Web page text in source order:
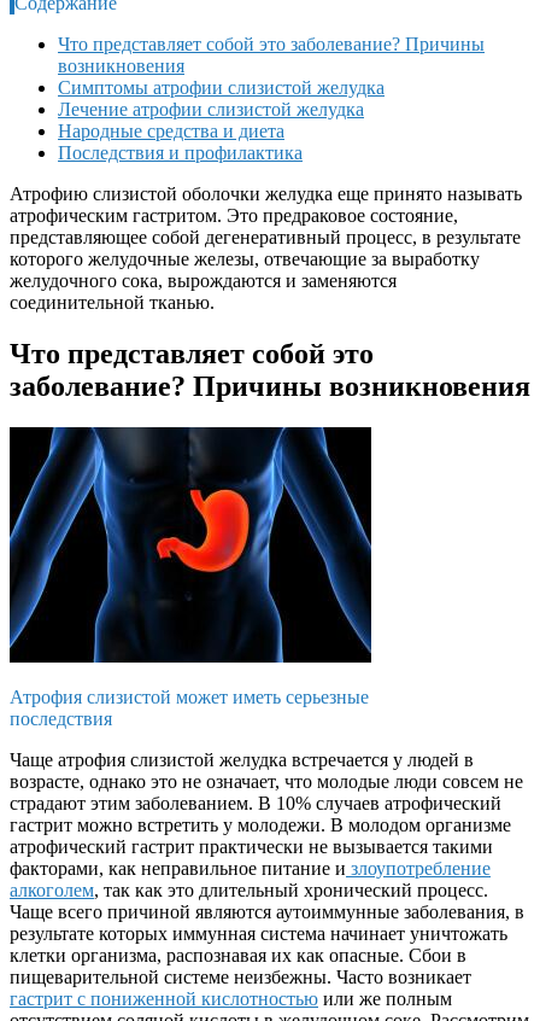
Что представляет собой это заболевание? Причины
возникновения
Симптомы атрофии слизистой желудка
Лечение атрофии слизистой желудка
Народные средства и диета
Последствия и профилактика
Атрофию слизистой оболочки желудка еще принято называть
атрофическим гастритом. Это предраковое состояние,
представляющее собой дегенеративный процесс, в результате
которого желудочные железы, отвечающие за выработку
желудочного сока, вырождаются и заменяются
соединительной тканью.
Что представляет собой это
заболевание? Причины возникновения
Атрофия слизистой может иметь серьезные
последствия
Чаще атрофия слизистой желудка встречается у людей в
возрасте, однако это не означает, что молодые люди совсем не
страдают этим заболеванием. В 10% случаев атрофический
гастрит можно встретить у молодежи. В молодом организме
атрофический гастрит практически не вызывается такими
факторами, как неправильное питание и злоупотребление
алкоголем, так как это длительный хронический процесс.
Чаще всего причиной являются аутоиммунные заболевания, в
результате которых иммунная система начинает уничтожать
клетки организма, распознавая их как опасные. Сбои в
пищеварительной системе неизбежны. Часто возникает
гастрит с пониженной кислотностью или же полным